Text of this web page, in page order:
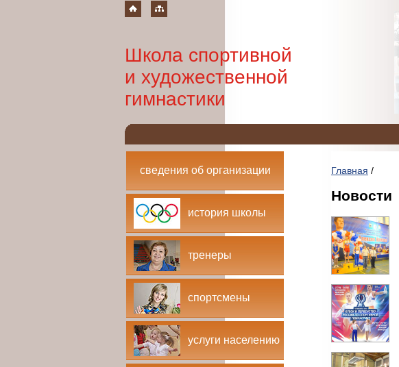
Школа спортивной
и художественной
гимнастики
сведения об организации
история школы
тренеры
спортсмены
услуги населению
Главная /
Новости